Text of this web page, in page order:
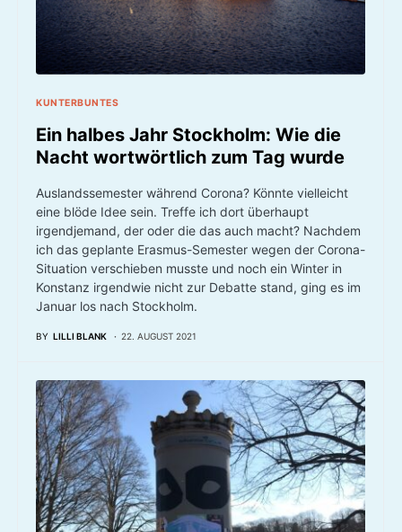
KUNTERBUNTES
Ein halbes Jahr Stockholm: Wie die
Nacht wortwörtlich zum Tag wurde
Auslandssemester während Corona? Könnte vielleicht
eine blöde Idee sein. Treffe ich dort überhaupt
irgendjemand, der oder die das auch macht? Nachdem
ich das geplante Erasmus-Semester wegen der Corona-
Situation verschieben musste und noch ein Winter in
Konstanz irgendwie nicht zur Debatte stand, ging es im
Januar los nach Stockholm.
BY LILLI BLANK 22. AUGUST 2021